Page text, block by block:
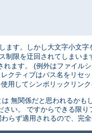
ます。しかし大文字小文
制限を迂回されてしまいま
ます。 (例外はファイル
クティブはパス名をリセ
用してシンボリックリン
無関係だと思われるか
い。 ですからできる限
らず適用されるので、完全